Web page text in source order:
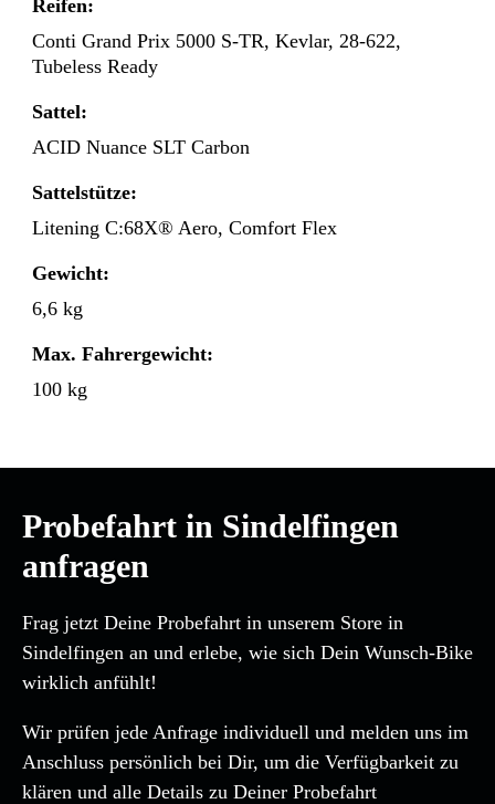
Reifen:
Conti Grand Prix 5000 S-TR, Kevlar, 28-622,
Tubeless Ready
Sattel:
ACID Nuance SLT Carbon
Sattelstütze:
Litening C:68X® Aero, Comfort Flex
Gewicht:
6,6 kg
Max. Fahrergewicht:
100 kg
Probefahrt in Sindelfingen
anfragen
Frag jetzt Deine Probefahrt in unserem Store in
Sindelfingen an und erlebe, wie sich Dein Wunsch-Bike
wirklich anfühlt!
Wir prüfen jede Anfrage individuell und melden uns im
Anschluss persönlich bei Dir, um die Verfügbarkeit zu
klären und alle Details zu Deiner Probefahrt